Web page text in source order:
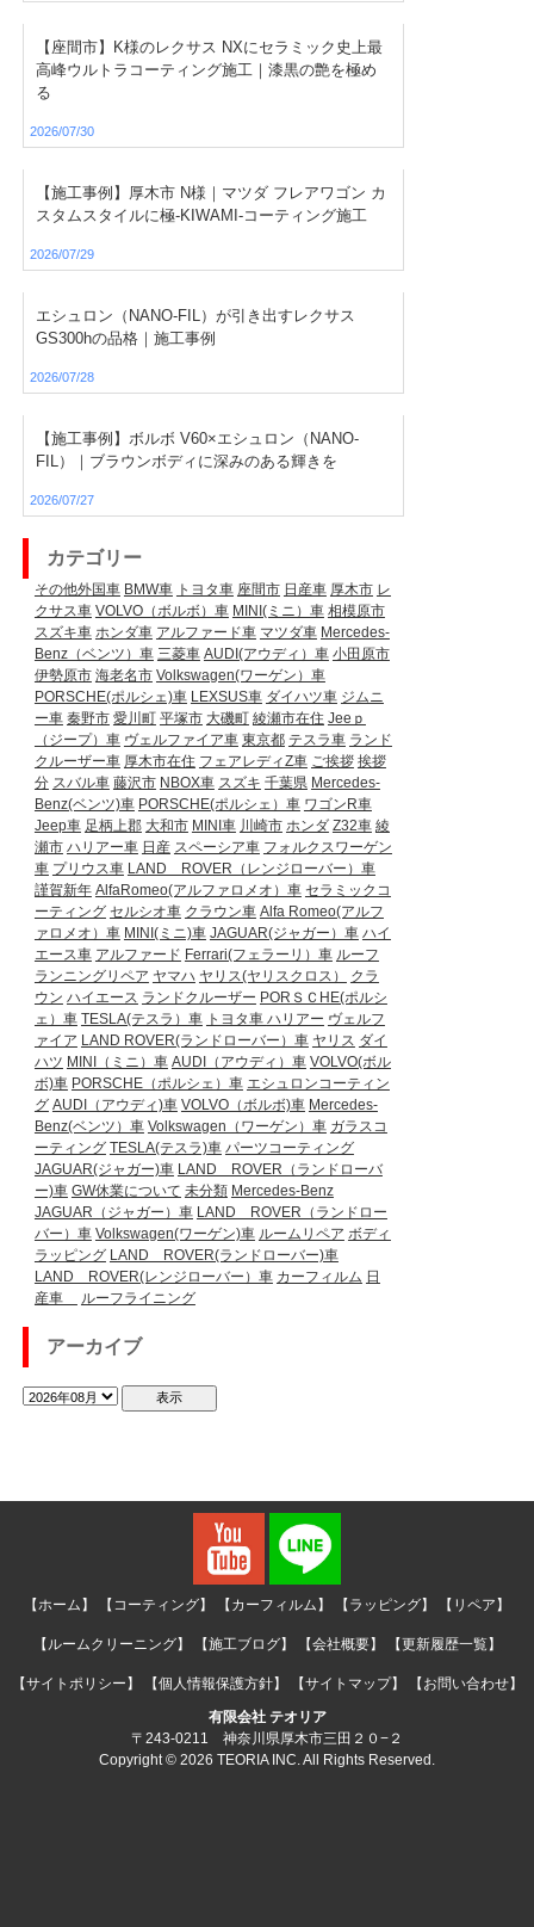
【座間市】K様のレクサス NXにセラミック史上最
高峰ウルトラコーティング施工｜漆黒の艶を極め
る
2026/07/30
【施工事例】厚木市 N様｜マツダ フレアワゴン カ
スタムスタイルに極-KIWAMI-コーティング施工
2026/07/29
エシュロン（NANO-FIL）が引き出すレクサス
GS300hの品格｜施工事例
2026/07/28
【施工事例】ボルボ V60×エシュロン（NANO-
FIL）｜ブラウンボディに深みのある輝きを
2026/07/27
カテゴリー
その他外国車 BMW車 トヨタ車 座間市 日産車 厚木市 レ
クサス車 VOLVO（ボルボ）車 MINI(ミニ）車 相模原市
スズキ車 ホンダ車 アルファード車 マツダ車 Mercedes-
Benz（ベンツ）車 三菱車 AUDI(アウディ）車 小田原市
伊勢原市 海老名市 Volkswagen(ワーゲン）車
PORSCHE(ポルシェ)車 LEXSUS車 ダイハツ車 ジムニ
ー車 秦野市 愛川町 平塚市 大磯町 綾瀬市在住 Jeeｐ
（ジープ）車 ヴェルファイア車 東京都 テスラ車 ランド
クルーザー車 厚木市在住 フェアレディZ車 ご挨拶 挨拶
分 スバル車 藤沢市 NBOX車 スズキ 千葉県 Mercedes-
Benz(ベンツ)車 PORSCHE(ポルシェ）車 ワゴンR車
Jeep車 足柄上郡 大和市 MINI車 川崎市 ホンダ Z32車 綾
瀬市 ハリアー車 日産 スペーシア車 フォルクスワーゲン
車 プリウス車 LAND ROVER（レンジローバー）車
謹賀新年 AlfaRomeo(アルファロメオ）車 セラミックコ
ーティング セルシオ車 クラウン車 Alfa Romeo(アルフ
ァロメオ）車 MINI(ミニ)車 JAGUAR(ジャガー）車 ハイ
エース車 アルファード Ferrari(フェラーリ）車 ルーフ
ランニングリペア ヤマハ ヤリス(ヤリスクロス）
クラ
ウン ハイエース ランドクルーザー PORＳＣHE(ポルシ
ェ）車 TESLA(テスラ）車 トヨタ車 ハリアー ヴェルフ
ァイア LAND ROVER(ランドローバー）車 ヤリス ダイ
ハツ MINI（ミニ）車 AUDI（アウディ）車 VOLVO(ボル
ボ)車 PORSCHE（ポルシェ）車 エシュロンコーティン
グ AUDI（アウディ)車 VOLVO（ボルボ)車 Mercedes-
Benz(ベンツ）車 Volkswagen（ワーゲン）車 ガラスコ
ーティング TESLA(テスラ)車 パーツコーティング
JAGUAR(ジャガー)車 LAND ROVER（ランドローバ
ー)車 GW休業について 未分類 Mercedes-Benz
JAGUAR（ジャガー）車 LAND ROVER（ランドロー
バー）車 Volkswagen(ワーゲン)車 ルームリペア ボディ
ラッピング LAND ROVER(ランドローバー)車
LAND ROVER(レンジローバー）車 カーフィルム 日
産車
ルーフライニング
アーカイブ
【ホーム】 【コーティング】 【カーフィルム】 【ラッピング】 【リペア】
【ルームクリーニング】 【施工ブログ】 【会社概要】 【更新履歴一覧】
【サイトポリシー】 【個人情報保護方針】 【サイトマップ】
【お問い合わせ】
有限会社 テオリア
〒243-0211 神奈川県厚木市三田２０−２
Copyright © 2026 TEORIA INC. All Rights Reserved.